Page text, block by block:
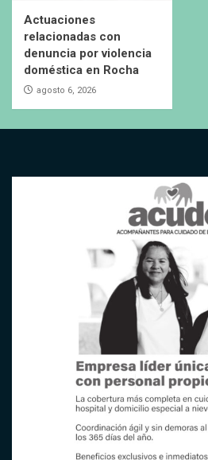
Actuaciones
relacionadas con
denuncia por violencia
doméstica en Rocha
agosto 6, 2026